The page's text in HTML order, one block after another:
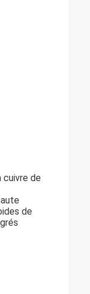
cuivre de
de